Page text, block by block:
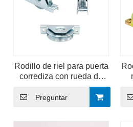
Rodillo de riel para puerta
corrediza con rueda de
Preguntar